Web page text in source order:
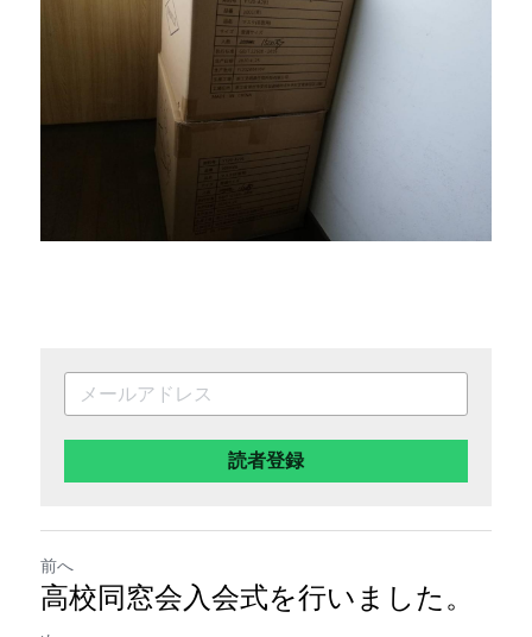
読者登録
前へ
高校同窓会入会式を行いました。